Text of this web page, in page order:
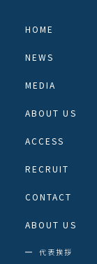
HOME
NEWS
MEDIA
ABOUT US
ACCESS
RECRUIT
CONTACT
ABOUT US
代表挨拶